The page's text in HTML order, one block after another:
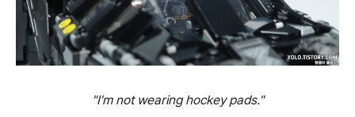
"I'm not wearing hockey pads."